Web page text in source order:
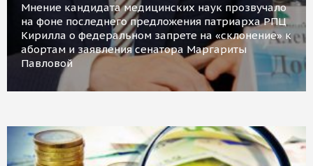
Мнение кандидата медицинских наук прозвучало
на фоне последнего предложения патриарха РПЦ
Кирилла о федеральном запрете на «склонение» к
абортам и заявления сенатора Маргариты
Павловой